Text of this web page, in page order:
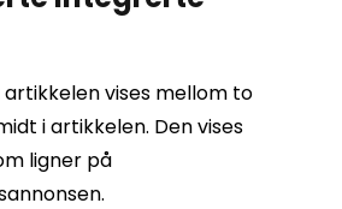
artikkelen vises mellom to
i artikkelen. Den vises
ligner på